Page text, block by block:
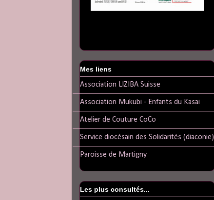
Mes liens
Association LIZIBA Suisse
Association Mukubi - Enfants du Kasai
Atelier de Couture CoCo
Service diocésain des Solidarités (diaconie)
Paroisse de Martigny
Les plus consultés...